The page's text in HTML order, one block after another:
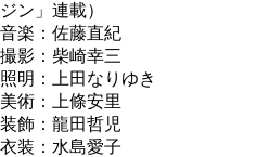
ジン」連載）
音楽：佐藤直紀
撮影：柴崎幸三
照明：上田なりゆき
美術：上條安里
装飾：龍田哲児
衣装：水島愛子